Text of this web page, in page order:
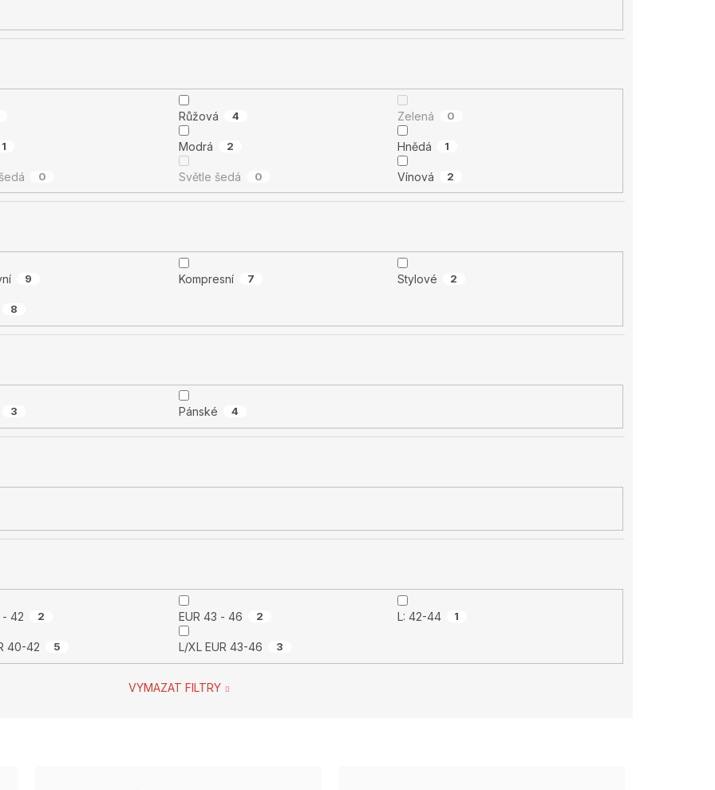
Růžová 4 Zelená 0
1 Modrá 2 Hnědá 1
0 Světle šedá 0 Vínová 2
9 Kompresní 7 Stylové 2
8
3 Pánské 4
- 42 2 EUR 43 - 46 2 L: 42-44 1
40-42 5 L/XL EUR 43-46 3
VYMAZAT FILTRY